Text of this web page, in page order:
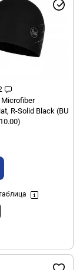
R-Solid Black (BU